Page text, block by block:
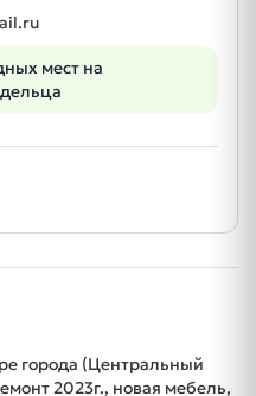
мест на
города (Центральный
2023г., новая мебель,